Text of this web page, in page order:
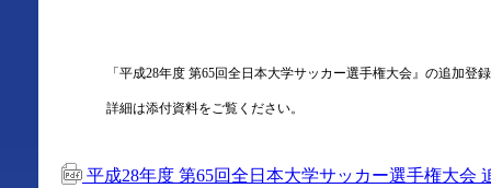
「平成28年度 第65回全日本大学サッカー選手権大会』の追加登
詳細は添付資料をご覧ください。
平成28年度 第65回全日本大学サッカー選手権大会